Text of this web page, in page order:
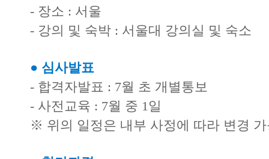
- 장소 : 서울
- 강의 및 숙박 : 서울대 강의실 및 숙소
● 심사발표
- 합격자발표 : 7월 초 개별통보
- 사전교육 : 7월 중 1일
※ 위의 일정은 내부 사정에 따라 변경